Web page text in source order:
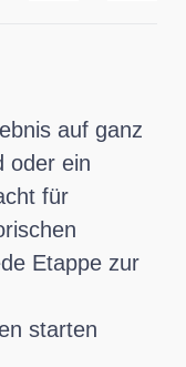
auf ganz
oder ein
für
Etappe zur
starten